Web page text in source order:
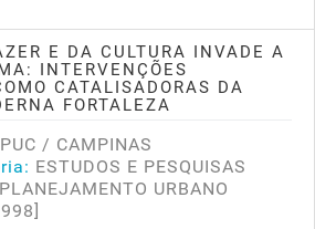
E DA CULTURA INVADE A
INTERVENÇÕES
CATALISADORAS DA
FORTALEZA
PUC / CAMPINAS
ESTUDOS E PESQUISAS
PLANEJAMENTO URBANO